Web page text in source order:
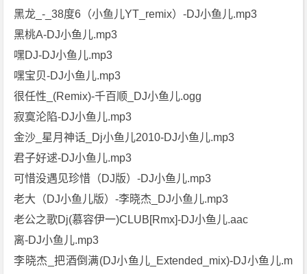
黑龙_-_38度6（小鱼儿YT_remix）-DJ小鱼儿.mp3
黑桃A-DJ小鱼儿.mp3
嘿DJ-DJ小鱼儿.mp3
嘿宝贝-DJ小鱼儿.mp3
很任性_(Remix)-千百顺_DJ小鱼儿.ogg
寂寞沦陷-DJ小鱼儿.mp3
金沙_星月神话_Dj小鱼儿2010-DJ小鱼儿.mp3
君子好逑-DJ小鱼儿.mp3
可惜没遇见珍惜（DJ版）-DJ小鱼儿.mp3
老大（DJ小鱼儿版）-李晓杰_DJ小鱼儿.mp3
老公之歌Dj(慕容伊一)CLUB[Rmx]-DJ小鱼儿.aac
离-DJ小鱼儿.mp3
李晓杰_把酒倒满(DJ小鱼儿_Extended_mix)-DJ小鱼儿.m